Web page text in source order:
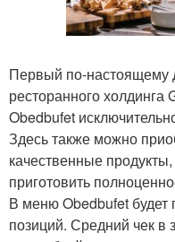
Первый по-настоящему
ресторанного
Obedbufet
Здесь также можно
качественные
приготовить
В меню Obedbufet будет
позиций. Средний чек в